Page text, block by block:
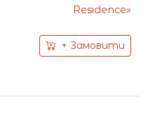
Residence»
+ Замовити